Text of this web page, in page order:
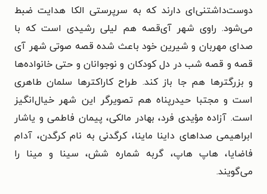
دوست‌داشتنی‌ای دارند که به سرپرستی الکا هدایت ضبط
می‌شود. راوی شهر آی‌قصه هم لیلی رشیدی است که با
صدای مهربان و شیرین خود باعث شده قصه صوتی شهر آی
قصه و قصه شب در دل کودکان و نوجوانان و حتی خانواده‌ها
و بزرگترها هم جا باز کند. طراح کاراکترها سلمان طاهری
است و مجتبا حیدرپناه هم تصویرگر این شهر خیال‌انگیز
است. آزاده مؤیدی فرد، بهادر مالکی، پیمان فاطمی و یاشار
ابراهیمی صداهای داینا ماینا، کرگدنی به نام کرگدن، آدام
فاضایا، هاپ هاپ، گربه شماره شش، سینا و مینا را
می‌گویند.